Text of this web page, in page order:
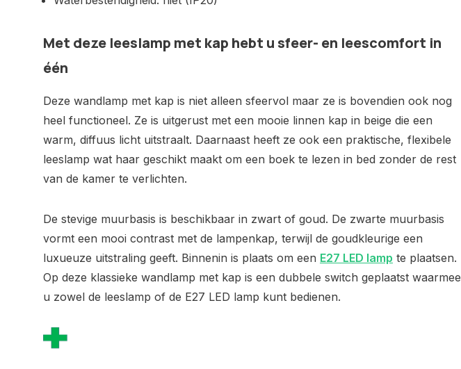
Met deze leeslamp met kap hebt u sfeer- en leescomfort in
één
Deze wandlamp met kap is niet alleen sfeervol maar ze is bovendien ook nog
heel functioneel. Ze is uitgerust met een mooie linnen kap in beige die een
warm, diffuus licht uitstraalt. Daarnaast heeft ze ook een praktische, flexibele
leeslamp wat haar geschikt maakt om een boek te lezen in bed zonder de rest
van de kamer te verlichten.
De stevige muurbasis is beschikbaar in zwart of goud. De zwarte muurbasis
vormt een mooi contrast met de lampenkap, terwijl de goudkleurige een
luxueuze uitstraling geeft. Binnenin is plaats om een E27 LED lamp te plaatsen.
Op deze klassieke wandlamp met kap is een dubbele switch geplaatst waarmee
u zowel de leeslamp of de E27 LED lamp kunt bedienen.